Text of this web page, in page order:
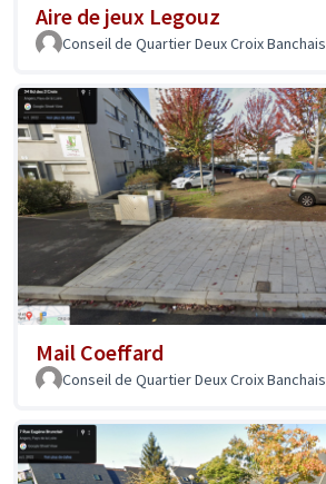
Aire de jeux Legouz
Conseil de Quartier Deux Croix Banchais
Mail Coeffard
Conseil de Quartier Deux Croix Banchais